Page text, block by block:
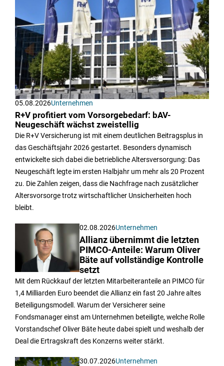
05.08.2026Unternehmen
R+V profitiert vom Vorsorgebedarf: bAV-
Neugeschäft wächst zweistellig
Die R+V Versicherung ist mit einem deutlichen Beitragsplus in
das Geschäftsjahr 2026 gestartet. Besonders dynamisch
entwickelte sich dabei die betriebliche Altersversorgung: Das
Neugeschäft legte im ersten Halbjahr um mehr als 20 Prozent
zu. Die Zahlen zeigen, dass die Nachfrage nach zusätzlicher
Altersvorsorge trotz wirtschaftlicher Unsicherheiten hoch
bleibt.
02.08.2026Unternehmen
Allianz übernimmt die letzten
PIMCO-Anteile: Warum Oliver
Bäte auf vollständige Kontrolle
setzt
Mit dem Rückkauf der letzten Mitarbeiteranteile an PIMCO für
1,4 Milliarden Euro beendet die Allianz ein fast 20 Jahre altes
Beteiligungsmodell. Warum der Versicherer seine
Fondsmanager einst am Unternehmen beteiligte, welche Rolle
Vorstandschef Oliver Bäte heute dabei spielt und weshalb der
Deal die Ertragskraft des Konzerns weiter stärkt.
30.07.2026Unternehmen